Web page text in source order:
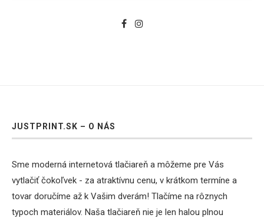
JUSTPRINT.SK – O NÁS
Sme moderná internetová tlačiareň a môžeme pre Vás
vytlačiť čokoľvek - za atraktívnu cenu, v krátkom termíne a
tovar doručíme až k Vašim dverám! Tlačíme na rôznych
typoch materiálov. Naša tlačiareň nie je len halou plnou